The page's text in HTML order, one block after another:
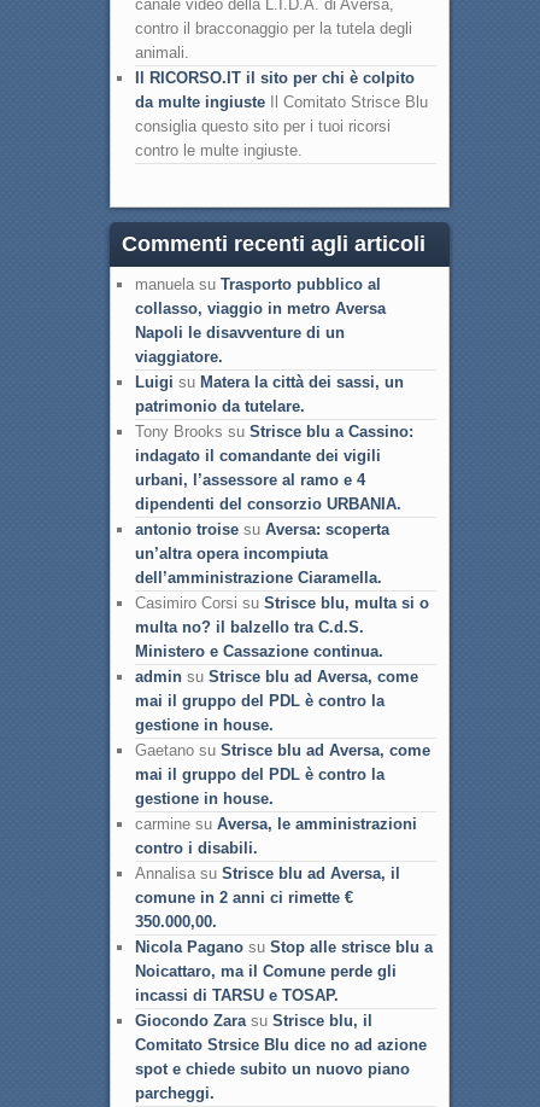
canale video della L.I.D.A. di Aversa,
contro il bracconaggio per la tutela degli
animali.
Il RICORSO.IT il sito per chi è colpito
da multe ingiusteIl Comitato Strisce Blu
consiglia questo sito per i tuoi ricorsi
contro le multe ingiuste.
Commenti recenti agli articoli
manuela su Trasporto pubblico al
collasso, viaggio in metro Aversa
Napoli le disavventure di un
viaggiatore.
Luigi su Matera la città dei sassi, un
patrimonio da tutelare.
Tony Brooks su Strisce blu a Cassino:
indagato il comandante dei vigili
urbani, l’assessore al ramo e 4
dipendenti del consorzio URBANIA.
antonio troisesu Aversa: scoperta
un’altra opera incompiuta
dell’amministrazione Ciaramella.
Casimiro Corsi su Strisce blu, multa si o
multa no? il balzello tra C.d.S.
Ministero e Cassazione continua.
adminsu Strisce blu ad Aversa, come
mai il gruppo del PDL è contro la
gestione in house.
Gaetano su Strisce blu ad Aversa, come
mai il gruppo del PDL è contro la
gestione in house.
carmine su Aversa, le amministrazioni
contro i disabili.
Annalisa su Strisce blu ad Aversa, il
comune in 2 anni ci rimette €
350.000,00.
Nicola Paganosu Stop alle strisce blu a
Noicattaro, ma il Comune perde gli
incassi di TARSU e TOSAP.
Giocondo Zarasu Strisce blu, il
Comitato Strsice Blu dice no ad azione
spot e chiede subito un nuovo piano
parcheggi.